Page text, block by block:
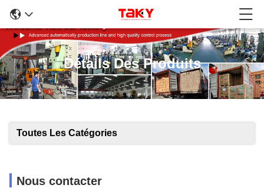
Détails Des Produits
Toutes Les Catégories
Nous contacter